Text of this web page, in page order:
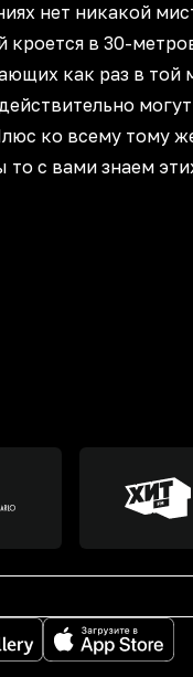
нет никакой
кроется в 30-
как раз в той
ко всему тому
с вами знаем